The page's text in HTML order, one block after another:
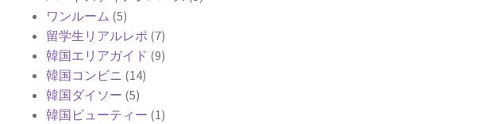
ワンルーム (5)
留学生リアルレポ (7)
韓国エリアガイド (9)
韓国コンビニ (14)
韓国ダイソー (5)
韓国ビューティー (1)